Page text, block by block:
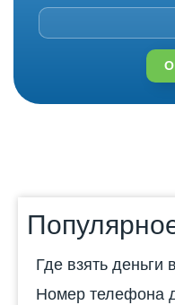
Где взять деньги
Номер телефона